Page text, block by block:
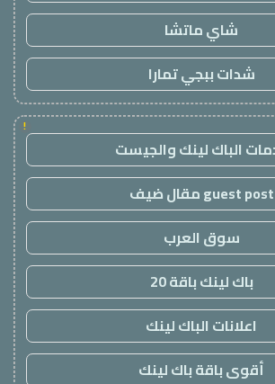
شاي ماتشا
شدات ببجي تمارا
!
الباك لينك والجيست
guest post مقال ضيف
سوق العرب
باك لينك باقة 20
اعلانات الباك لينك
أقوى باقة باك لينك